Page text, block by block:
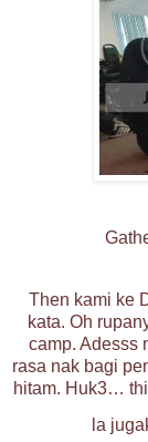
Then kami ke
kata. Oh
camp. Adesss
rasa nak bagi
hitam. Huk3…
la